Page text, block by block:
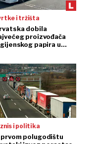
i tržišta
dobila
proizvođača
papira u
i politika
prvom polugodištu